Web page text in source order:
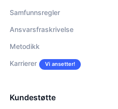
Samfunnsregler
Ansvarsfraskrivelse
Metodikk
Karrierer Vi ansetter!
Kundestøtte